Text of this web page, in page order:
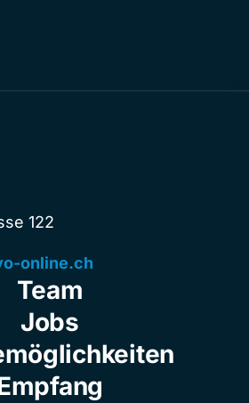
122
online.ch
Team
Jobs